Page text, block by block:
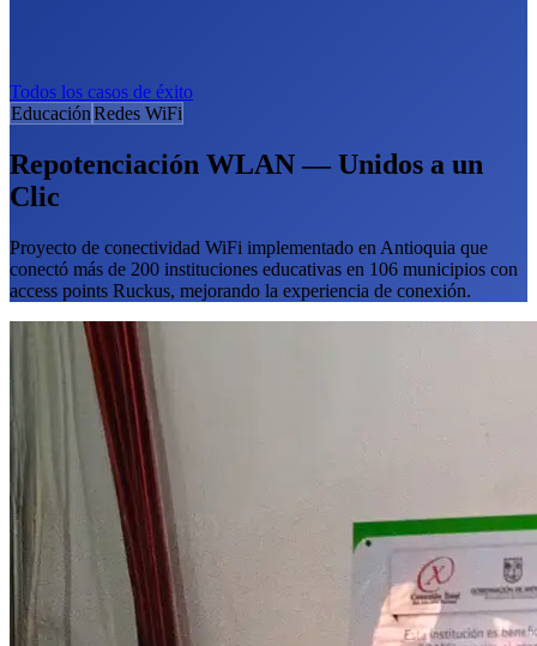
Todos los casos de éxito
EducaciónRedes WiFi
Repotenciación WLAN — Unidos a un
Clic
Proyecto de conectividad WiFi implementado en Antioquia que
conectó más de 200 instituciones educativas en 106 municipios con
access points Ruckus, mejorando la experiencia de conexión.